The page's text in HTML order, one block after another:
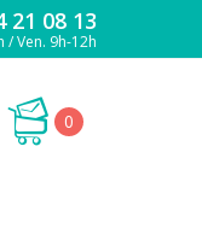
21 08 13
/ Ven. 9h-12h
0